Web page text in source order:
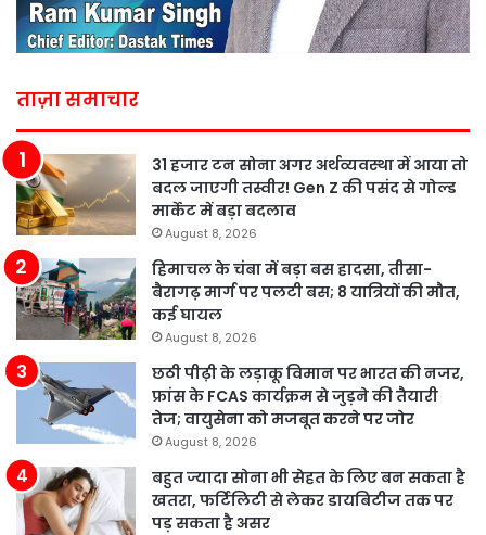
ताज़ा समाचार
31 हजार टन सोना अगर अर्थव्यवस्था में आया तो
बदल जाएगी तस्वीर! Gen Z की पसंद से गोल्ड
मार्केट में बड़ा बदलाव
August 8, 2026
हिमाचल के चंबा में बड़ा बस हादसा, तीसा-
बैरागढ़ मार्ग पर पलटी बस; 8 यात्रियों की मौत,
कई घायल
August 8, 2026
छठी पीढ़ी के लड़ाकू विमान पर भारत की नजर,
फ्रांस के FCAS कार्यक्रम से जुड़ने की तैयारी
तेज; वायुसेना को मजबूत करने पर जोर
August 8, 2026
बहुत ज्यादा सोना भी सेहत के लिए बन सकता है
खतरा, फर्टिलिटी से लेकर डायबिटीज तक पर
पड़ सकता है असर